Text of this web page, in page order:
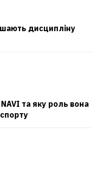
дисципліну
та яку роль вона